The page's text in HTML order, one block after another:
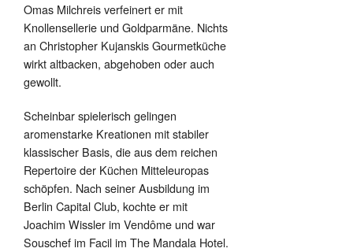
Omas Milchreis verfeinert er mit
Knollensellerie und Goldparmäne. Nichts
an Christopher Kujanskis Gourmetküche
wirkt altbacken, abgehoben oder auch
gewollt.
Scheinbar spielerisch gelingen
aromenstarke Kreationen mit stabiler
klassischer Basis, die aus dem reichen
Repertoire der Küchen Mitteleuropas
schöpfen. Nach seiner Ausbildung im
Berlin Capital Club, kochte er mit
Joachim Wissler im Vendôme und war
Souschef im Facil im The Mandala Hotel.